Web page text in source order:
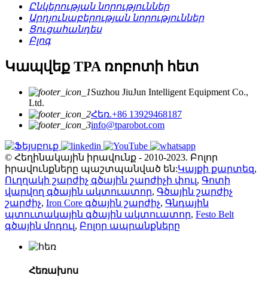
Ընկերության նորություններ
Արդյունաբերության նորություններ
Ցուցահանդես
Բլոգ
Կապվեք TPA ռոբոտի հետ
Suzhou JiuJun Intelligent Equipment Co.,
Ltd.
Հեռ.+86 13929468187
info@tparobot.com
© Հեղինակային իրավունք - 2010-2023. Բոլոր
իրավունքները պաշտպանված են:Կայքի քարտեզ,
Ուղղակի շարժիչ գծային շարժիչի փուլ, Գոտի
վարվող գծային ակտուատոր, Գծային շարժիչ
շարժիչ, Iron Core գծային շարժիչ, Գնդային
պտուտակային գծային ակտուատոր, Festo Belt
գծային մոդուլ, Բոլոր ապրանքները
Հեռախոս